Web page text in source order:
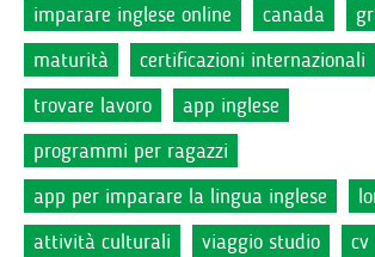
imparare inglese online
canada
maturità
certificazioni internazionali
trovare lavoro
app inglese
programmi per ragazzi
app per imparare la lingua inglese
attività culturali
viaggio studio
cv